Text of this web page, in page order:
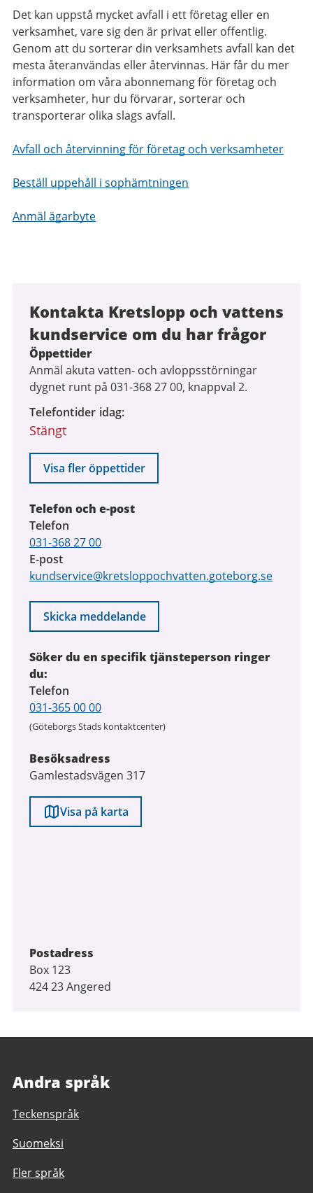
Det kan uppstå mycket avfall i ett företag eller en
verksamhet, vare sig den är privat eller offentlig.
Genom att du sorterar din verksamhets avfall kan det
mesta återanvändas eller återvinnas. Här får du mer
information om våra abonnemang för företag och
verksamheter, hur du förvarar, sorterar och
transporterar olika slags avfall.
Avfall och återvinning för företag och verksamheter
Beställ uppehåll i sophämtningen
Anmäl ägarbyte
Kontakta Kretslopp och vattens
kundservice om du har frågor
Öppettider
Anmäl akuta vatten- och avloppsstörningar
dygnet runt på 031-368 27 00, knappval 2.
Telefontider idag
Stängt
Visa fler öppettider
Telefon och e-post
Telefon
031-368 27 00
E-post
kundservice@kretsloppochvatten.goteborg.se
Skicka meddelande
Söker du en specifik tjänsteperson ringer
du:
Telefon
031-365 00 00
(Göteborgs Stads kontaktcenter)
Besöksadress
Gamlestadsvägen 317
Visa på karta
Postadress
Box 123
424 23 Angered
Andra språk
Teckenspråk
Suomeksi
Fler språk